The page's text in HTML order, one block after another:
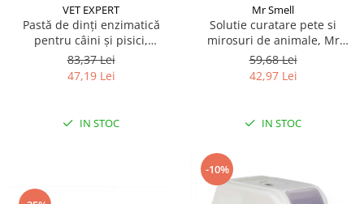
VET EXPERT
Pastă de dinți enzimatică
pentru câini și pisici,
CARYODENT VET EXPERT, gel,
50ml
83,37 Lei
47,19 Lei
IN STOC
Mr Smell
Solutie curatare pete si
mirosuri de animale, Mr
Smell, Floral, 1000 ml
59,68 Lei
42,97 Lei
IN STOC
-10%